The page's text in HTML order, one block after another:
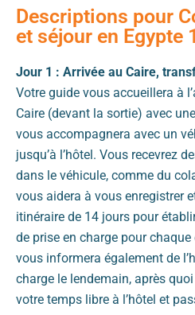
Descriptions pour
et séjour en Egypte
Jour 1 : Arrivée au Caire,
Votre guide vous accueillera à
Caire (devant la sortie) avec
vous accompagnera avec un
jusqu’à l’hôtel. Vous recevrez
dans le véhicule, comme du cola
vous aidera à vous enregistrer
itinéraire de 14 jours pour
de prise en charge pour
vous informera également de
charge le lendemain, après
votre temps libre à l’hôtel et